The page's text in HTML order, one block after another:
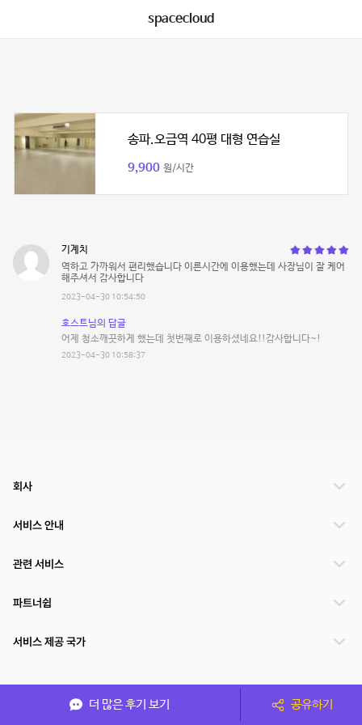
spacecloud
송파.오금역 40평 대형 연습실
9,900 원/시간
기계치
역하고 가까워서 편리했습니다 이른시간에 이용했는데 사장님이 잘 케어
해주셔서 감사합니다
2023-04-30 10:54:50
호스트님의 답글
어제 청소깨끗하게 했는데 첫번째로 이용하셨네요!!감사합니다~!
2023-04-30 10:58:37
더 많은 후기 보기 공유하기
회사
서비스 안내
관련 서비스
파트너쉽
서비스 제공 국가
(주)NSPACE 사업자정보